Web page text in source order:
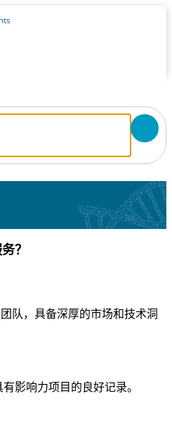
？
队，具备深厚的市场和技术洞
影响力项目的良好记录。